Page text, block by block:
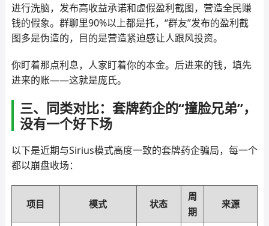
进行洗脑，发布高收益承诺和虚假盈利截图，营造全民赚
钱的假象。群聊里90%以上都是托，“群友”发布的盈利截
图多是伪造的，目的是营造紧迫感让人跟风投资。
你盯着那点利息，人家盯着你的本金。后进来的钱，填先
进来的账——这就是庞氏。
三、同类对比：套牌药企的“撞脸兄弟”，
没有一个好下场
以下是近期与Sirius模式高度一致的套牌药企骗局，每一个
都以崩盘收场：
项目 模式 状态
周
期
来源